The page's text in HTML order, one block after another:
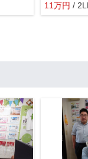
11万円 /